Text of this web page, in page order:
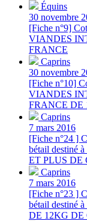
Équins
30 novembre
[Fiche n°9]
VIANDES
FRANCE
Caprins
30 novembre
[Fiche n°10]
VIANDES
FRANCE DE
Caprins
7 mars 2016
[Fiche n°24 ]
bétail destiné
ET PLUS DE
Caprins
7 mars 2016
[Fiche n°23 ]
bétail destiné
DE 12KG DE